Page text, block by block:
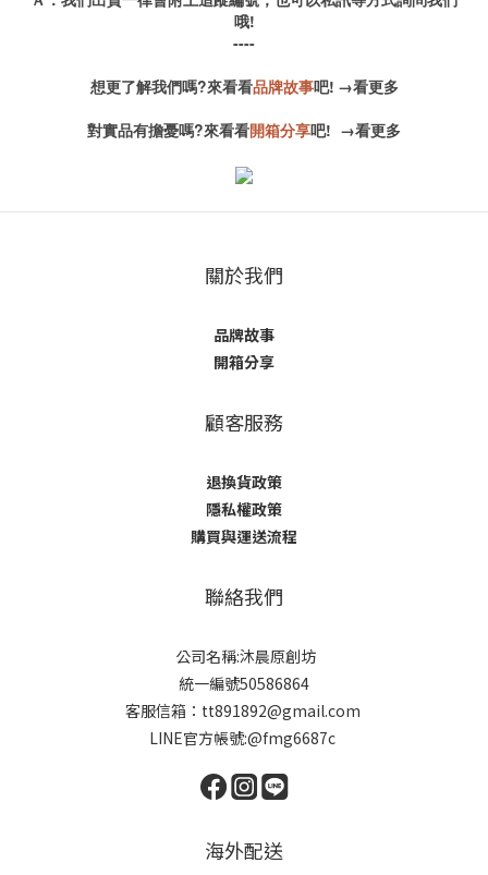
哦!
----
想更了解我們嗎?來看看品牌故事吧! →看更多
對實品有擔憂嗎?來看看開箱分享吧! →看更多
關於我們
品牌故事
開箱分享
顧客服務
退換貨政策
隱私權政策
購買與運送流程
聯絡我們
公司名稱:沐晨原創坊
統一編號50586864
客服信箱：tt891892@gmail.com
LINE官方帳號:@fmg6687c
海外配送